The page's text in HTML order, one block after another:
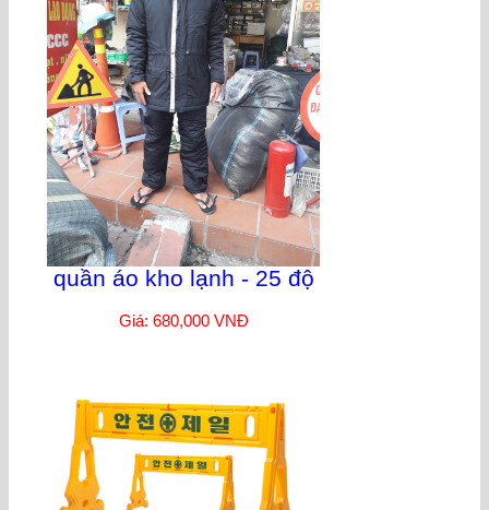
quần áo kho lạnh - 25 độ
Giá: 680,000 VNĐ